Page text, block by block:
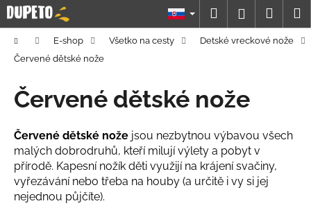
Prejsť
na
obsah
Hľadať
košík
DomovE-shop Všetko na cesty
Detské vreckové nože
Červené dětské nože
Červené dětské nože
Červené dětské nože jsou nezbytnou výbavou všech
malých dobrodruhů, kteří milují výlety a pobyt v
přírodě. Kapesní nožík děti využijí na krájení svačiny,
vyřezávání nebo třeba na houby (a určitě i vy si jej
nejednou půjčíte).
K
o
o
p
o
t
r
e
b